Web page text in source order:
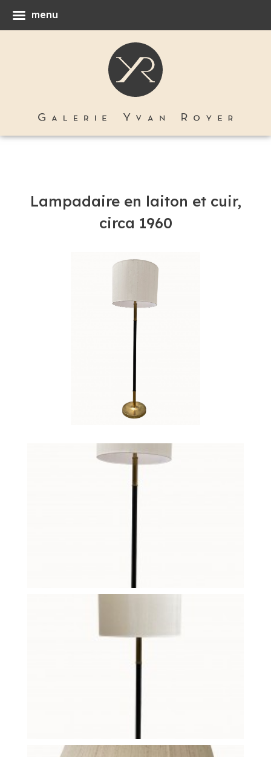
Lampadaire en laiton et cuir,
circa 1960
menu